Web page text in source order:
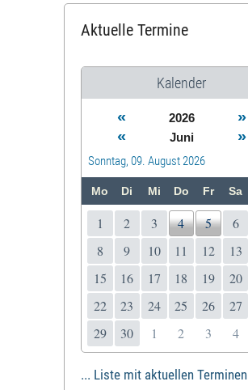
Aktuelle Termine
Kalender
« 2026
»
«
Juni »
Sonntag, 09. August 2026
Mo Di Mi Do Fr Sa
1 2 3 4 5 6
8
9 10 11 12 13
15
16 17 18 19 20
22
23 24 25 26 27
29
30 1 2 3 4
... Liste mit aktuellen Terminen